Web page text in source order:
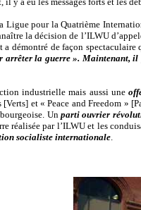
Ligue pour la Quatrième
la décision de l’ILWU
démontré de façon
arrêter la guerre ». Maintenant,
industrielle mais aussi une
[Verts] et « Peace and Freedom
Un parti ouvrier
réalisée par l’ILWU et les
socialiste internationale.